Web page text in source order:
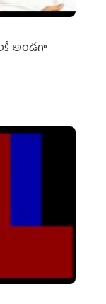
అండగా